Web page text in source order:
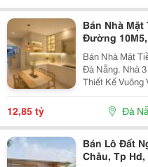
Bán Nhà Mặt
Đường
Bán Nhà Mặt
Đà Nẵng. Nhà
Thiết Kế Vuông
Kín Và Công
10,5M, Khu
12,85 tỷ Đà
Bán Lô Đất
Châu, Tp Hd,